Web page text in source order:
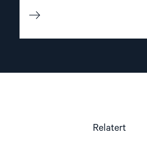
Relatert